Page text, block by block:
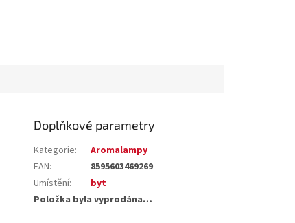
Doplňkové parametry
Kategorie:
Aromalampy
EAN:
8595603469269
Umístění:
byt
Položka byla vyprodána…